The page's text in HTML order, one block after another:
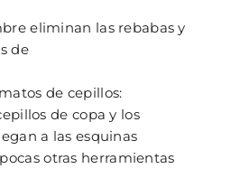
eliminan las rebabas y
de
de cepillos:
de copa y los
a las esquinas
otras herramientas